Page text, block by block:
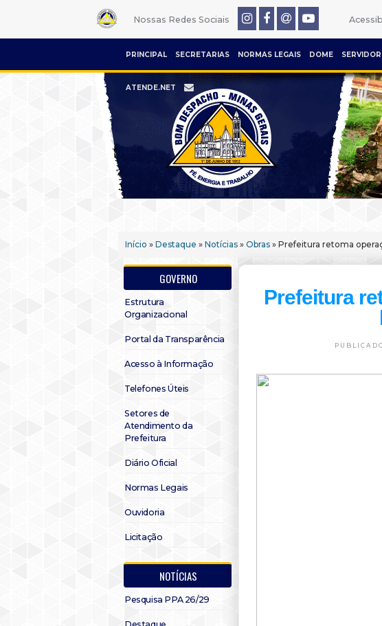
Nossas Redes Sociais
PRINCIPAL SECRETARIAS NORMAS LEGAIS DOME SERVIDOR
ATENDE.NET
Início » Destaque » Notícias » Obras » Prefeitura retoma
GOVERNO
Estrutura
Organizacional
Portal da Transparência
Acesso à Informação
Telefones Úteis
Setores de
Atendimento da
Prefeitura
Diário Oficial
Normas Legais
Ouvidoria
Licitação
NOTÍCIAS
Pesquisa PPA 26/29
Prefeitura